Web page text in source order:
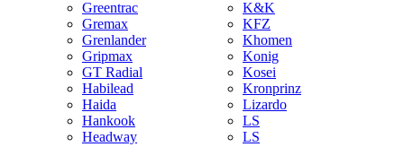
Greentrac
Gremax
Grenlander
Gripmax
GT Radial
Habilead
Haida
Hankook
Headway
K&K
KFZ
Khomen
Konig
Kosei
Kronprinz
Lizardo
LS
LS